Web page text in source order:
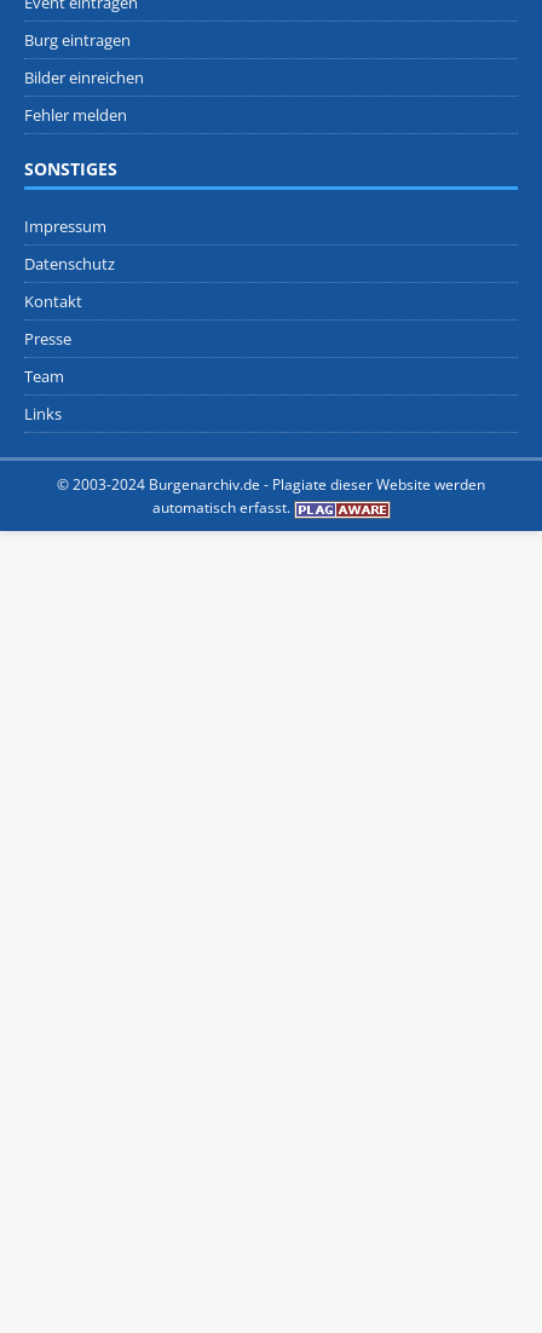
Burg eintragen
Bilder einreichen
Fehler melden
SONSTIGES
Impressum
Datenschutz
Kontakt
Presse
Team
Links
© 2003-2024 Burgenarchiv.de - Plagiate dieser Website werden
automatisch erfasst.